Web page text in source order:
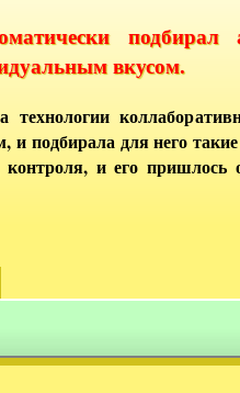
вкусом.
технологии
и подбирала для него
и его пришлось